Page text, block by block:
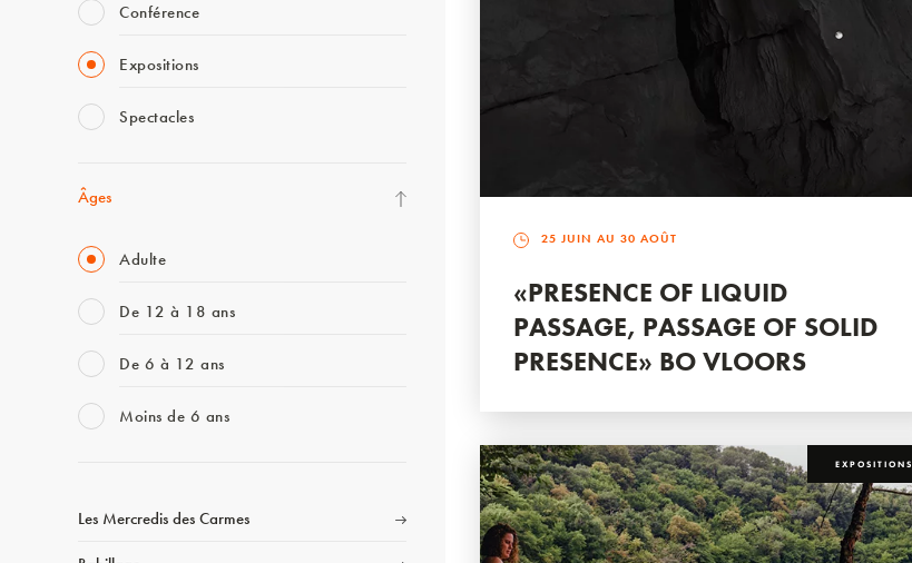
Conférence
Expositions
Spectacles
Âges
Adulte
De 12 à 18 ans
De 6 à 12 ans
Moins de 6 ans
Les Mercredis des Carmes
25 JUIN AU 30 AOÛT
«PRESENCE OF LIQUID
PASSAGE, PASSAGE OF SOLID
PRESENCE» BO VLOORS
EXPOSITIONS